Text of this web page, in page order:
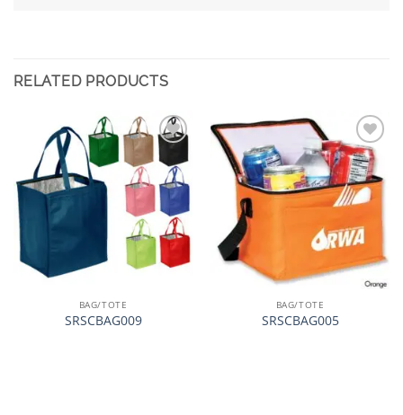
RELATED PRODUCTS
心愿
单
BAG/TOTE
SRSCBAG009
加入
心愿
单
BAG/TOTE
SRSCBAG005